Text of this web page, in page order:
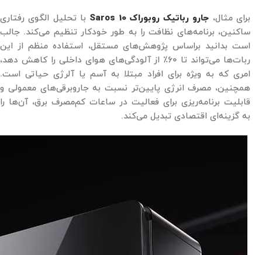
برای مثال، جارو رباتیک روبوراک Saros 10
با تحلیل الگوی رفتاری
ساکنین، برنامه‌های نظافت را به طور خودکار تنظیم می‌کند. جالب
است بدانید براساس پژوهش‌های مستقل، استفاده منظم از این
ربات‌ها می‌تواند تا ۶۰٪ از آلودگی‌های هوای داخلی را کاهش دهد،
امری که به ویژه برای افراد مبتلا به آسم یا آلرژی حیاتی است.
همچنین، مصرف انرژی پایین‌تر نسبت به جاروبرقی‌های معمولی و
قابلیت برنامه‌ریزی برای فعالیت در ساعات کم‌مصرف برق، آن‌ها را
به گزینه‌ای اقتصادی تبدیل می‌کند.